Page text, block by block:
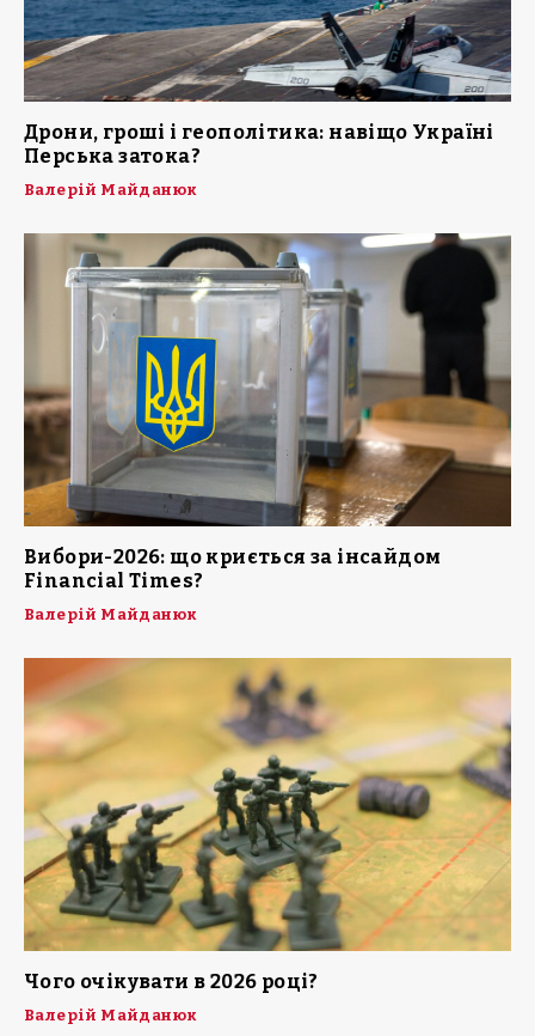
Дрони, гроші і геополітика: навіщо Україні
Перська затока?
Валерій Майданюк
Вибори-2026: що криється за інсайдом
Financial Times?
Валерій Майданюк
Чого очікувати в 2026 році?
Валерій Майданюк